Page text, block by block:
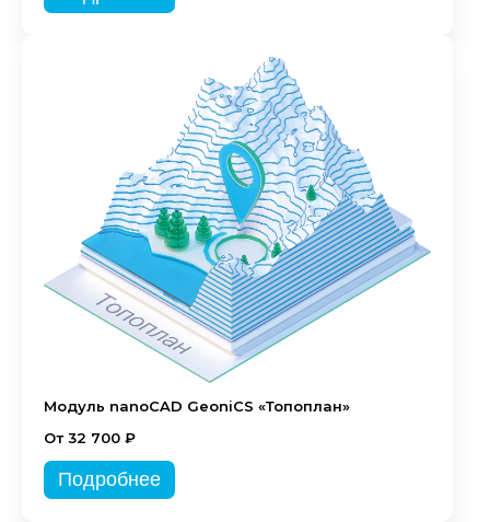
Модуль nanoCAD GeoniCS «Топоплан»
От 32 700 ₽
Подробнее